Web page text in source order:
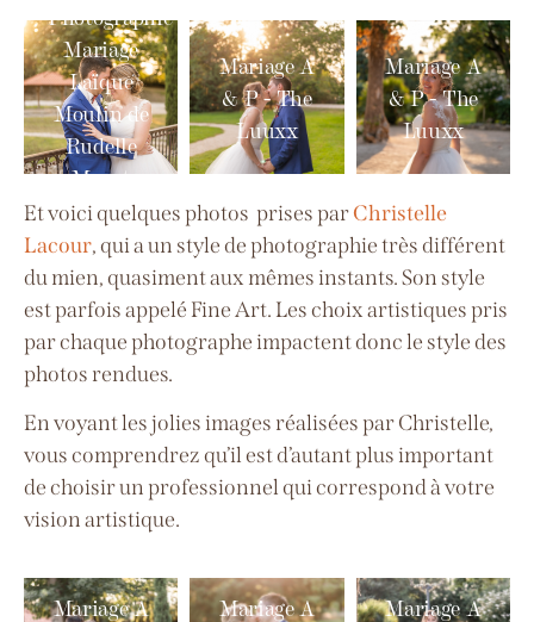
Photographie
Mariage
Laïque
Moulin de
Rudelle
Muret
Mariage A
& P - The
Luuxx
Mariage A
& P - The
Luuxx
Et voici quelques photos prises parChristelle
Lacour, qui a un style de photographie très différent
du mien, quasiment aux mêmes instants. Son style
est parfois appelé Fine Art. Les choix artistiques pris
par chaque photographe impactent donc le style des
photos rendues.
En voyant les jolies images réalisées par Christelle,
vous comprendrez qu’il est d’autant plus important
de choisir un professionnel qui correspond à votre
vision artistique.
Mariage A
Mariage A
Mariage A